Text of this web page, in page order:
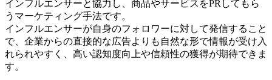
インフルエンサーと協力し、商品やサービスをPRしてもら
うマーケティング手法です。
インフルエンサーが自身のフォロワーに対して発信すること
で、企業からの直接的な広告よりも自然な形で情報が受け入
れられやすく、高い認知度向上や信頼性の獲得が期待できま
す。